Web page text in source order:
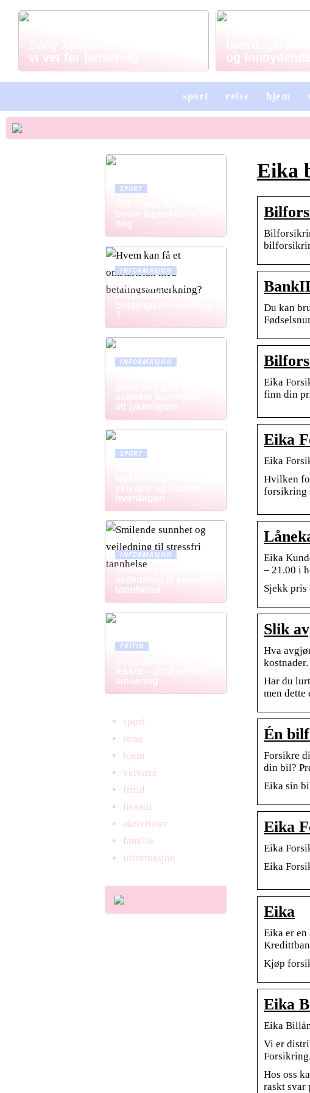
vi vet før lansering
og innbydende
sport reise hjem
Eika
Du kan
Eika
finn din
Eika
Eika
Hvilken
forsikring
Eika
– 21.00 i
Sjekk
Slik
Hva
Har du
men dette
Én
Forsikre
din bil?
Eika sin
Eika
Eika
Eika
Eika
Eika er
Kjøp
Eika
Eika
Vi er
Hos oss
raskt svar
SPORT
beste løpeskoene for
deg
INFORMASJON
Hvem kan få et
omstartslån med
betalingsanmerkning
?
INFORMASJON
solkrem sommeren
litt lykkeligere
SPORT
velvære og balanse i
hverdagen
INFORMASJON
Smilende sunnhet og
veiledning til stressfri
tannhelse
FRITID
lekket – alt vi vet før
lansering
sport
reise
hjem
velvære
fritid
livsstil
aktiviteter
familie
informasjon